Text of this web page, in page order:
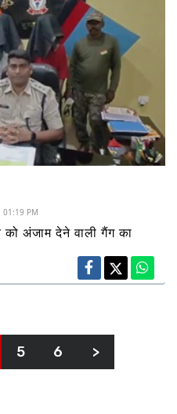
01:19 PM
अंजाम देने वाली गैंग का
5 6 >